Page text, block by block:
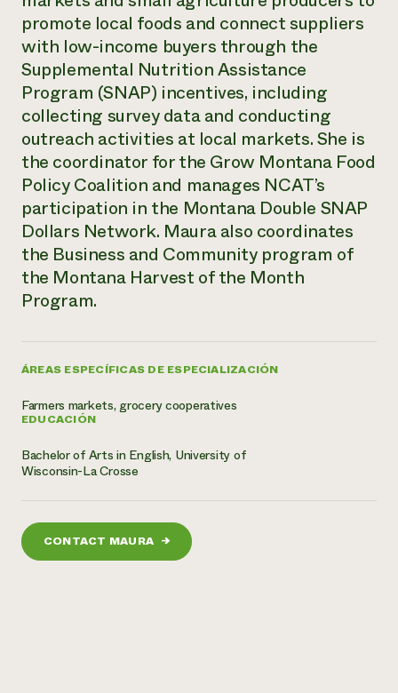
Informes anuales y financieros
Historias de impacto
Informe de
impacto 2024
LEER EL INFORME
Latinos en la agricultura
Sistemas alimentarios locales
Agricultura urbana
Las mujeres en la agricultura
Evento anual de reciclaje de productos electrónicos
Programa de descuentos de NorthWestern Energy
Servicios energéticos comerciales
Servicios energéticos residenciales
LIHEAP
Blog
Podcasts
Publicaciones
Cursos cortos
Vídeos
Oportunidades de financiación
Noticias
Internship Hub
Llame a la
Asociaciones empresariales
Donar
Donaciones planificadas
Boletín
Consultas de los medios de comunicación
Todos
contribuyen a la
resiliencia de la
comunidad.
DONAR AHORA
ÁREAS ESPECÍFICAS DE ESPECIALIZACIÓN
Farmers markets, grocery cooperatives
EDUCACIÓN
Bachelor of Arts in English, University of
Wisconsin-La Crosse
CONTACT MAURA →
promote local foods and connect suppliers
with low-income buyers through the
Supplemental Nutrition Assistance
Program (SNAP) incentives, including
collecting survey data and conducting
outreach activities at local markets. She is
the coordinator for the Grow Montana Food
Policy Coalition and manages NCAT’s
participation in the Montana Double SNAP
Dollars Network. Maura also coordinates
the Business and Community program of
the Montana Harvest of the Month
Program.